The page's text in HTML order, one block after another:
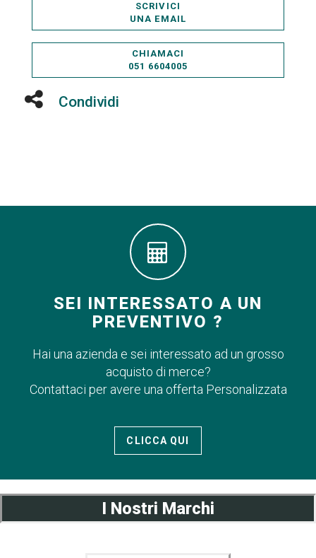
SCRIVICI
UNA EMAIL
CHIAMACI
051 6604005
Condividi
SEI INTERESSATO A UN
PREVENTIVO ?
Hai una azienda e sei interessato ad un grosso
acquisto di merce?
Contattaci per avere una offerta Personalizzata
CLICCA QUI
I Nostri Marchi